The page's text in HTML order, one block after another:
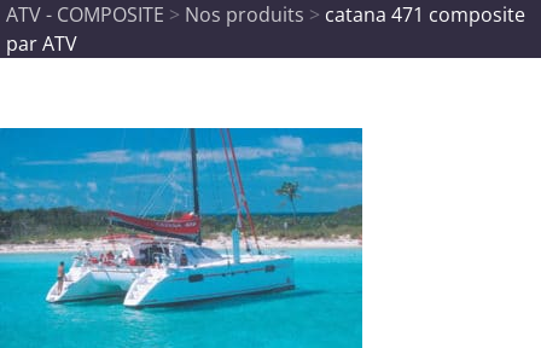
ATV - COMPOSITE > Nos produits > catana 471 composite
par ATV